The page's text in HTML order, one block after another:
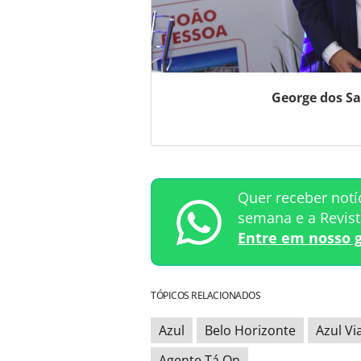
George dos
Quer receber
semana e a
Entre em nosso
TÓPICOS RELACIONADOS
Azul Belo Horizonte
Azul